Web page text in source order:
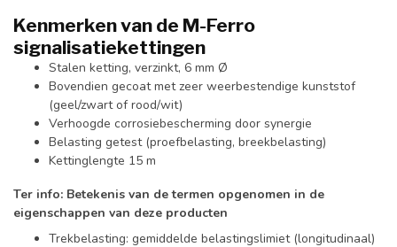
Kenmerken van de M-Ferro
signalisatiekettingen
Stalen ketting, verzinkt, 6 mm Ø
Bovendien gecoat met zeer weerbestendige kunststof
(geel/zwart of rood/wit)
Verhoogde corrosiebescherming door synergie
Belasting getest (proefbelasting, breekbelasting)
Kettinglengte 15 m
Ter info: Betekenis van de termen opgenomen in de
eigenschappen van deze producten
Trekbelasting: gemiddelde belastingslimiet (longitudinaal)